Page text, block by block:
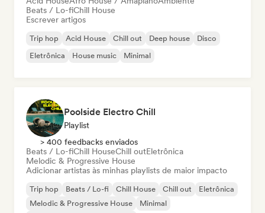
Beats / Lo-fiChill House
Escrever artigos
Trip hop Acid House Chill out Deep house
Disco
Eletrônica
House music Minimal
Poolside Electro Chill
Playlist
> 400 feedbacks enviados
Beats / Lo-fiChill HouseChill outEletrônica
Melodic & Progressive House
Adicionar artistas às minhas playlists de maior impacto
Trip hop Beats / Lo-fi Chill House Chill out
Eletrônica
Melodic & Progressive House
Minimal